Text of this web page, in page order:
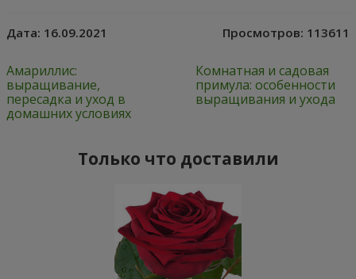
Дата: 16.09.2021 Просмотров: 113611
Амариллис:
выращивание,
пересадка и уход в
домашних условиях
Комнатная и садовая
примула: особенности
выращивания и ухода
Только что доставили